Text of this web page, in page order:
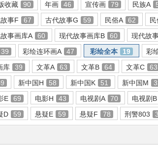
收藏 90 年画 46 宣传画 79 民族A
事F 67 古代故事G 59 民俗A 62
事画库A 60 现代故事画库B 60 现代故
39 彩绘连环画A 47 彩绘全本 19 彩
库 39 文革A 63 文革B 64 文革C 63
新中国H 58 新中国K 51 新中国M
E 69 电影H 43 电视剧A 70 电视剧B
D 59 悬疑E 59 悬疑F 78 刑警803